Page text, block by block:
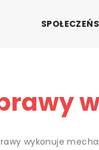
wykonuje